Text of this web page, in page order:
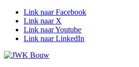
Link naar Facebook
Link naar X
Link naar Youtube
Link naar LinkedIn